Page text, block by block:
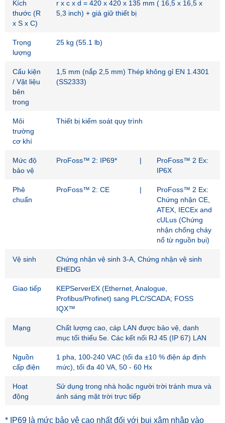
Kích
thước (R
x S x C)
r x c x d = 420 x 420 x 135 mm ( 16,5 x 16,5 x
5,3 inch) + giá giữ thiết bị
Trọng
lượng
25 kg (55.1 lb)
Cấu kiện
/ Vật liệu
bên
trong
1,5 mm (nắp 2,5 mm) Thép không gỉ EN 1.4301
(SS2333)
Môi
trường
cơ khí
Thiết bị kiểm soát quy trình
Mức độ
bảo vệ
ProFoss™ 2: IP69* |
ProFoss™ 2 Ex:
IP6X
Phê
chuẩn
ProFoss™ 2: CE |
ProFoss™ 2 Ex:
Chứng nhận CE,
ATEX, IECEx and
cULus (Chứng
nhận chống cháy
nổ từ nguồn bụi)
Vệ sinh
Chứng nhận vệ sinh 3-A, Chứng nhận vệ sinh
EHEDG
Giao tiếp
KEPServerEX (Ethernet, Analogue,
Profibus/Profinet) sang PLC/SCADA; FOSS
IQX™
Mạng
Chất lượng cao, cáp LAN được bảo vệ, danh
mục tối thiểu 5e. Các kết nối RJ 45 (IP 67) LAN
Nguồn
cấp điện
1 pha, 100-240 VAC (tối đa ±10 % điện áp định
mức), tối đa 40 VA, 50 - 60 Hx
Hoạt
động
Sử dụng trong nhà hoặc người trời tránh mưa và
ánh sáng mặt trời trực tiếp
* IP69 là mức bảo vệ cao nhất đối với bụi xâm nhập vào